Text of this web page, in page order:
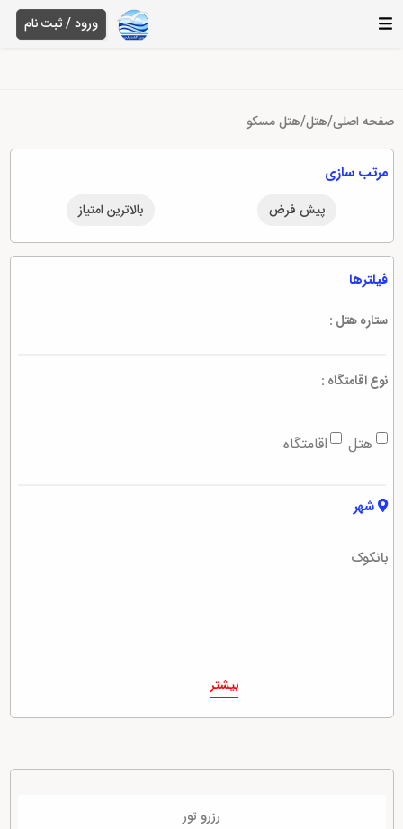
ورود / ثبت نام
صفحه اصلی/هتل/هتل مسکو
مرتب سازی
پیش فرض بالاترین امتیاز
فیلترها
ستاره هتل :
نوع اقامتگاه :
هتل اقامتگاه
شهر
بانکوک
بیشتر
رزرو تور